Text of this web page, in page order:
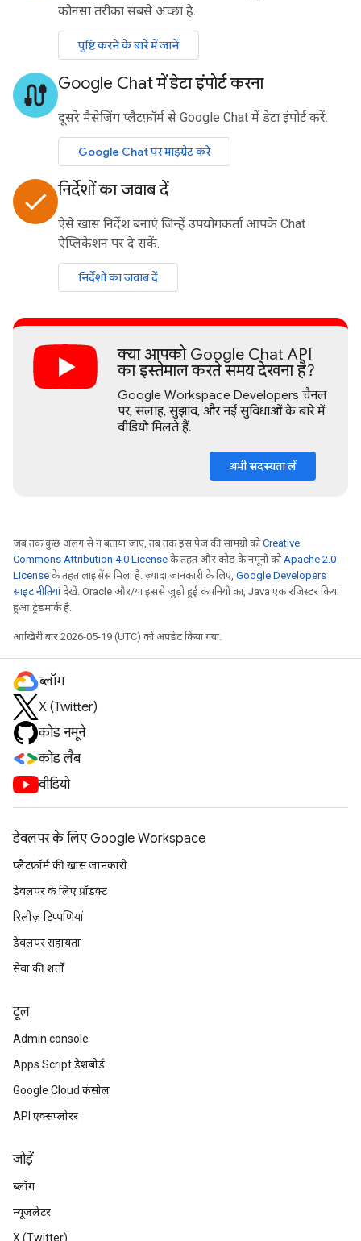
कौनसा तरीका सबसे अच्छा है.
पुष्टि करने के बारे में जानें
cable Google Chat में डेटा इंपोर्ट करना
दूसरे मैसेजिंग प्लैटफ़ॉर्म से Google Chat में डेटा इंपोर्ट करें.
Google Chat पर माइग्रेट करें
done निर्देशों का जवाब दें
ऐसे खास निर्देश बनाएं जिन्हें उपयोगकर्ता आपके Chat
ऐप्लिकेशन पर दे सकें.
निर्देशों का जवाब दें
क्या आपको Google Chat API
का इस्तेमाल करते समय देखना है?
Google Workspace Developers चैनल
पर, सलाह, सुझाव, और नई सुविधाओं के बारे में
वीडियो मिलते हैं.
अभी सदस्यता लें
जब तक कुछ अलग से न बताया जाए, तब तक इस पेज की सामग्री कोCreative
Commons Attribution 4.0 License के तहत और कोड के नमूनों को Apache 2.0
License के तहत लाइसेंस मिला है. ज़्यादा जानकारी के लिए, Google Developers
साइट नीतियांदेखें. Oracle और/या इससे जुड़ी हुई कंपनियों का, Java एक रजिस्टर किया
हुआ ट्रेडमार्क है.
आखिरी बार 2026-05-19 (UTC) को अपडेट किया गया.
ब्लॉग
X (Twitter)
कोड नमूने
कोड लैब
वीडियो
डेवलपर के लिए Google Workspace
प्लैटफ़ॉर्म की खास जानकारी
डेवलपर के लिए प्रॉडक्ट
रिलीज़ टिप्पणियां
डेवलपर सहायता
सेवा की शर्तों
टूल
Admin console
Apps Script डैशबोर्ड
Google Cloud कंसोल
API एक्सप्लोरर
जोड़ें
ब्लॉग
न्यूज़लेटर
X (Twitter)